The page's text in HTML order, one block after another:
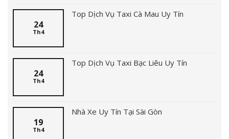
24
Th4
Top Dịch Vụ Taxi Cà Mau Uy Tín
24
Th4
Top Dịch Vụ Taxi Bạc Liêu Uy Tín
19
Th4
Nhà Xe Uy Tín Tại Sài Gòn